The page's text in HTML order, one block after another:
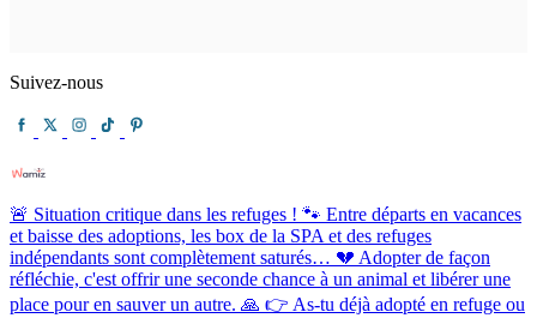
Suivez-nous
🚨 Situation critique dans les refuges ! 🐾 Entre départs en vacances
et baisse des adoptions, les box de la SPA et des refuges
indépendants sont complètement saturés… 💔 Adopter de façon
réfléchie, c'est offrir une seconde chance à un animal et libérer une
place pour en sauver un autre. 🙏 👉 As-tu déjà adopté en refuge ou